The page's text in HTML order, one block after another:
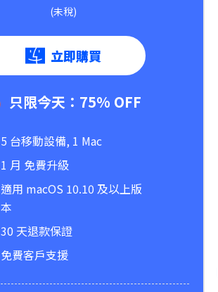
(未稅)
立即購買
只限今天：75% OFF
5 台移動設備, 1 Mac
1 月 免費升級
適用 macOS 10.10 及以上版
本
30 天退款保證
免費客戶支援